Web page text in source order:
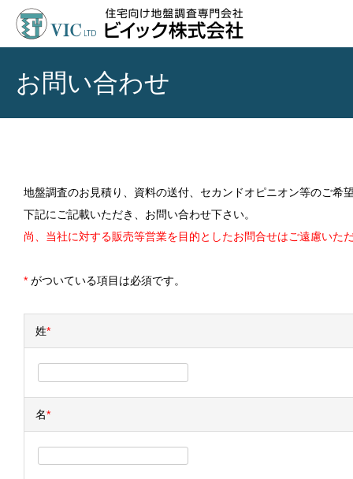
お問い合わせ
地盤調査のお見積り、資料の送付、セカンドオピニオン等のご希
下記にご記載いただき、お問い合わせ下さい。
尚、当社に対する販売等営業を目的としたお問合せはご遠慮いた
* がついている項目は必須です。
姓*
名*